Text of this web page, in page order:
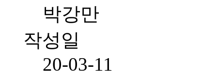
박강만
작성일
20-03-11